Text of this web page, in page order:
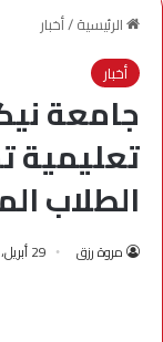
الرئيسية/أخبار
أخبار
جامعة
تعليمية
الطلاب
مروة رزق 29 أبريل، 2018